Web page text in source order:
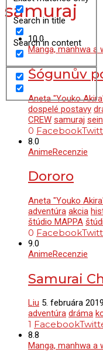
Search in title
Search in content
samuraj
10.0
Manga, manhwa a
Šógunův
Aneta "Youko
dospelé postavy
CREW samuraj
0 Facebook
8.0
AnimeRecenzie
Dororo
Aneta "Youko
adventúra akcia
štúdio MAPPA
0 Facebook
9.0
AnimeRecenzie
Samurai
Liu 5. februára 2019
adventúra dráma
1 Facebook
8.8
Manga, manhwa a